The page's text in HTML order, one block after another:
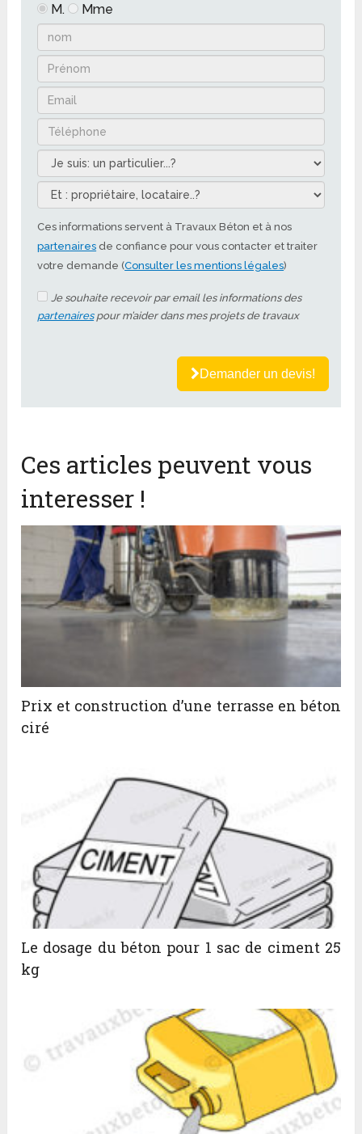
M. Mme
Ces informations servent à Travaux Béton et à nos
partenaires de confiance pour vous contacter et traiter
votre demande (Consulter les mentions légales)
Je souhaite recevoir par email les informations des
partenairespour m’aider dans mes projets de travaux
Demander un devis!
Ces articles peuvent vous
interesser !
Prix et construction d’une terrasse en béton
ciré
Le dosage du béton pour 1 sac de ciment 25
kg